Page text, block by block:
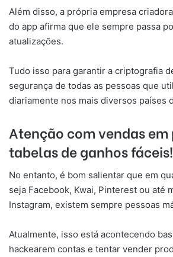
Além disso, a própria empresa
do app afirma que ele sempre passa
atualizações.
Tudo isso para garantir a criptografia
segurança de todas as pessoas que
diariamente nos mais diversos países
Atenção com vendas em
tabelas de ganhos fáceis!
No entanto, é bom salientar que em
seja Facebook, Kwai, Pinterest ou até
Instagram, existem sempre pessoas
Atualmente, isso está acontecendo
hackearem contas e tentar vender